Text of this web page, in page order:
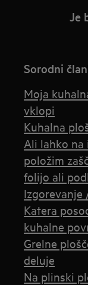
Je
Sorodni
Moja
vklopi
Kuhalna
Ali lahko na
položim
folijo ali
Izgorevanje
Katera
kuhalne
Grelne
deluje
Na plinski